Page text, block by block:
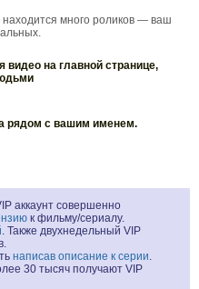
находится много роликов — ваш
видео на главной странице,
рядом с вашим именем.
аккаунт совершенно
к фильму/сериалу.
. Также двухнедельный VIP
написав описание к серии.
30 тысяч получают VIP